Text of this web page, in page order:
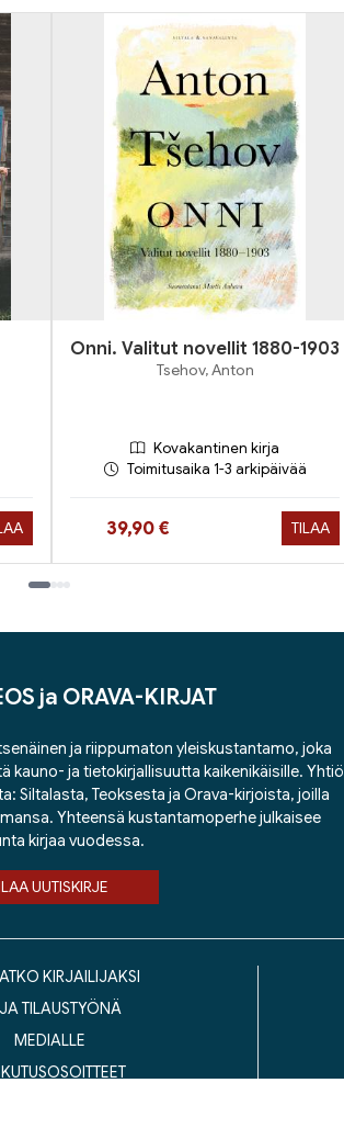
Onni. Valitut novellit 1880-1903
Tsehov, Anton
Kovakantinen kirja
Toimitusaika 1-3 arkipäivää
Hinta nyt
39,90 € TILAA
ja ORAVA-KIRJAT
ja riippumaton yleiskustantamo, joka
kauno- ja tietokirjallisuutta kaikenikäisille. Yhtiö
Siltalasta, Teoksesta ja Orava-kirjoista, joilla
Yhteensä kustantamoperhe julkaisee
kirjaa vuodessa.
UUTISKIRJE
KIRJAILIJAKSI
TILAUSTYÖNÄ
MEDIALLE